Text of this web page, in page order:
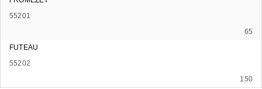
55201
65
FUTEAU
55202
150